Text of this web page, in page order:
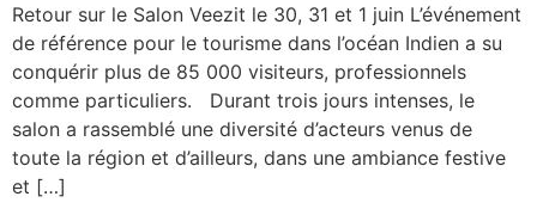
Retour sur le Salon Veezit le 30, 31 et 1 juin L’événement
de référence pour le tourisme dans l’océan Indien a su
conquérir plus de 85 000 visiteurs, professionnels
comme particuliers. Durant trois jours intenses, le
salon a rassemblé une diversité d’acteurs venus de
toute la région et d’ailleurs, dans une ambiance festive
et […]